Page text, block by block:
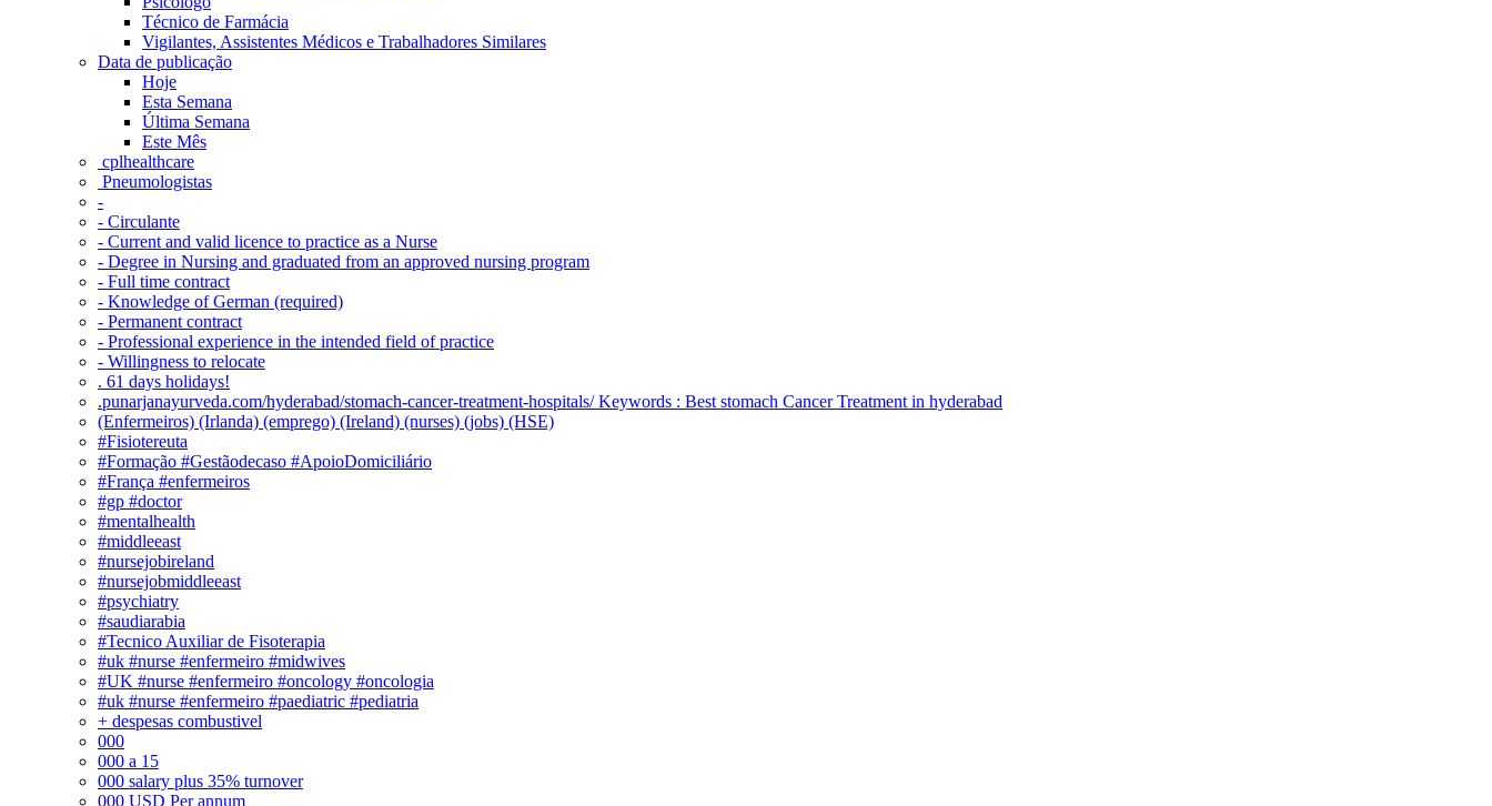
Técnico de Farmácia
Vigilantes, Assistentes Médicos e Trabalhadores Similares
Data de publicação
Hoje
Esta Semana
Última Semana
Este Mês
‎ cplhealthcare‬
Pneumologistas
-
- Circulante
- Current and valid licence to practice as a Nurse
- Degree in Nursing and graduated from an approved nursing program
- Full time contract
- Knowledge of German (required)
- Permanent contract
- Professional experience in the intended field of practice
- Willingness to relocate
. 61 days holidays!
.punarjanayurveda.com/hyderabad/stomach-cancer-treatment-hospitals/ Keywords : Best stomach Cancer Treatment in hyderabad
(Enfermeiros) (Irlanda) (emprego) (Ireland) (nurses) (jobs) (HSE)
#Fisiotereuta
#Formação #Gestãodecaso #ApoioDomiciliário
#França #enfermeiros
#gp #doctor
#mentalhealth
#middleeast
#nursejobireland
#nursejobmiddleeast
#psychiatry
#saudiarabia
#Tecnico Auxiliar de Fisoterapia
#uk #nurse #enfermeiro #midwives
#UK #nurse #enfermeiro #oncology #oncologia
#uk #nurse #enfermeiro #paediatric #pediatria
+ despesas combustivel
000
000 a 15
000 salary plus 35% turnover
000 USD Per annum